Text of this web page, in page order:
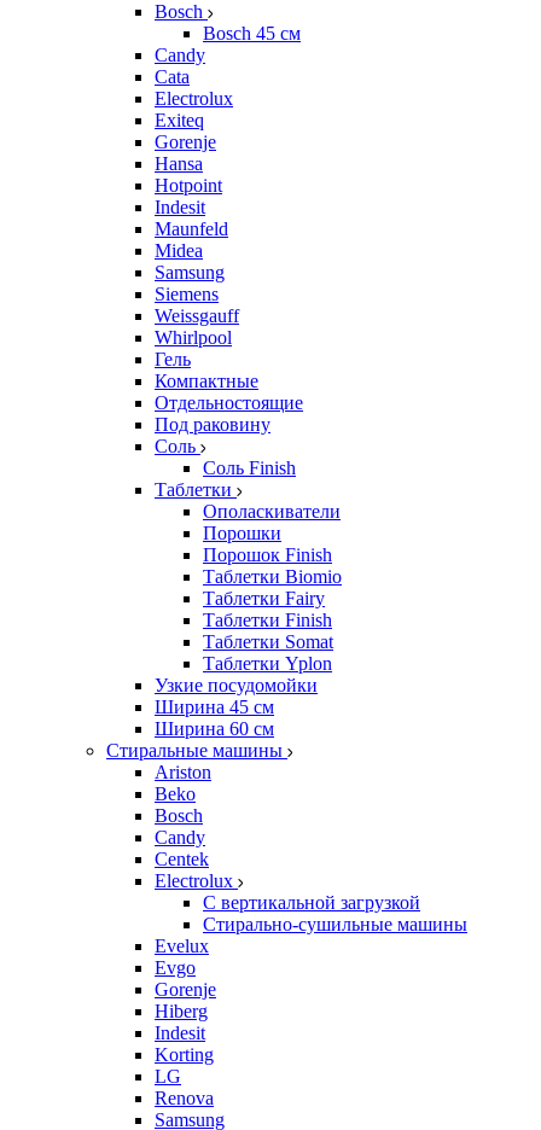
Bosch
Bosch 45 см
Candy
Cata
Electrolux
Exiteq
Gorenje
Hansa
Hotpoint
Indesit
Maunfeld
Midea
Samsung
Siemens
Weissgauff
Whirlpool
Гель
Компактные
Отдельностоящие
Под раковину
Соль
Соль Finish
Таблетки
Ополаскиватели
Порошки
Порошок Finish
Таблетки Biomio
Таблетки Fairy
Таблетки Finish
Таблетки Somat
Таблетки Yplon
Узкие посудомойки
Ширина 45 см
Ширина 60 см
Стиральные машины
Ariston
Beko
Bosch
Candy
Centek
Electrolux
С вертикальной загрузкой
Стирально-сушильные машины
Evelux
Evgo
Gorenje
Hiberg
Indesit
Korting
LG
Renova
Samsung